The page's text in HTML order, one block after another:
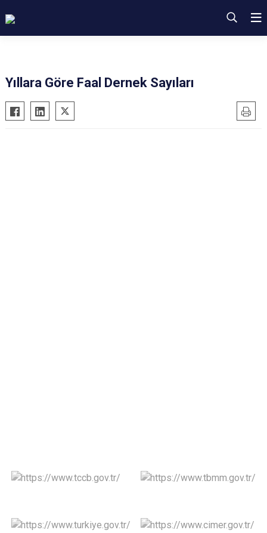
Yıllara Göre Faal Dernek Sayıları